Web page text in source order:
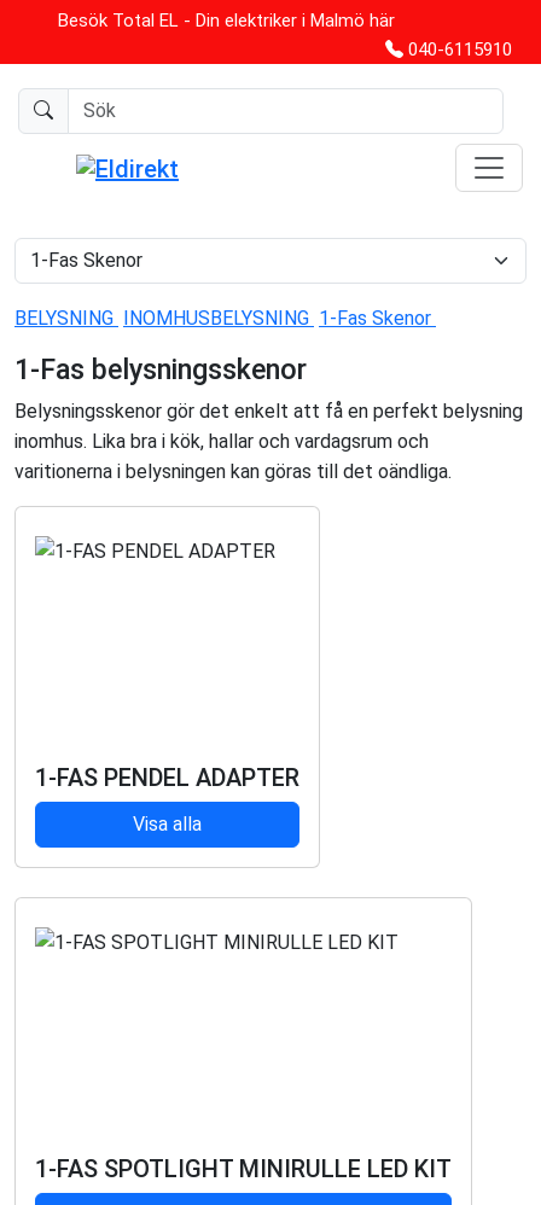
Besök Total EL - Din elektriker i Malmö här
040-6115910
BELYSNING INOMHUSBELYSNING 1-Fas Skenor
1-Fas belysningsskenor
Belysningsskenor gör det enkelt att få en perfekt belysning
inomhus. Lika bra i kök, hallar och vardagsrum och
varitionerna i belysningen kan göras till det oändliga.
1-FAS PENDEL ADAPTER
Visa alla
1-FAS SPOTLIGHT MINIRULLE LED KIT